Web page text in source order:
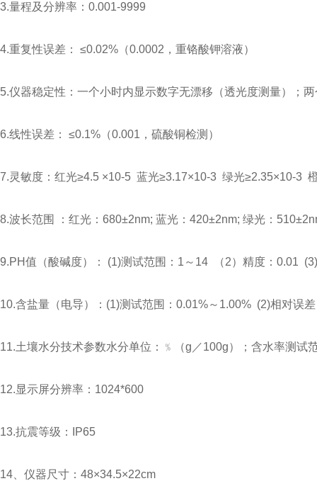
3.量程及分辨率：0.001-9999
4.重复性误差： ≤0.02%（0.0002，重铬酸钾溶液）
5.仪器稳定性：一个小时内显示数字无漂移（透光度测量）；
6.线性误差： ≤0.1%（0.001，硫酸铜检测）
7.灵敏度：红光≥4.5 ×10-5 蓝光≥3.17×10-3 绿光≥2.35×10-3
8.波长范围 ：红光：680±2nm; 蓝光：420±2nm; 绿光：
9.PH值（酸碱度）： (1)测试范围：1～14 （2）精度：0.01
10.含盐量（电导）：(1)测试范围：0.01%～1.00% (2)相对误
11.土壤水分技术参数水分单位：﹪（g／100g）；含水率测试
12.显示屏分辨率：1024*600
13.抗震等级：IP65
14、仪器尺寸：48×34.5×22cm